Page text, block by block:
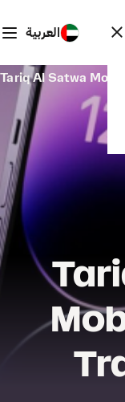
العربية
Tariq Al Satwa